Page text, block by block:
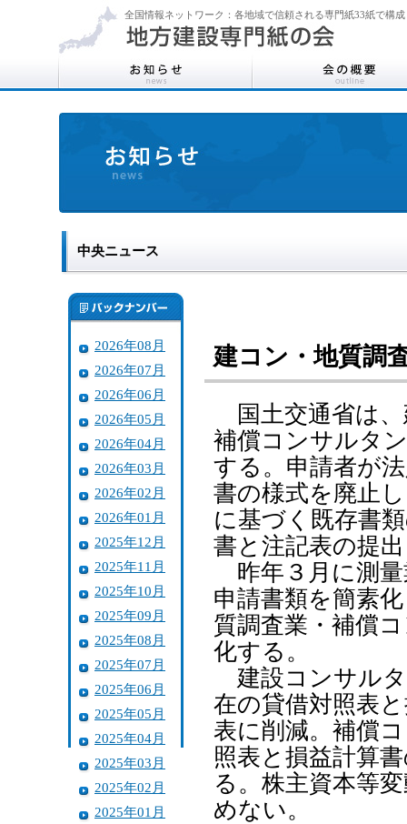
全国情報ネットワーク：各地域で信頼される専門紙33紙で構成
中央ニュース
2026年08月
2026年07月
2026年06月
2026年05月
2026年04月
2026年03月
2026年02月
2026年01月
2025年12月
2025年11月
2025年10月
2025年09月
2025年08月
2025年07月
2025年06月
2025年05月
2025年04月
2025年03月
2025年02月
2025年01月
建コン・地質調
国土交通省は、
補償コンサルタ
する。申請者が
書の様式を廃止
に基づく既存書
書と注記表の提
昨年３月に測量
申請書類を簡素
質調査業・補償
化する。
建設コンサルタ
在の貸借対照表
表に削減。補償
照表と損益計算
る。株主資本等
めない。